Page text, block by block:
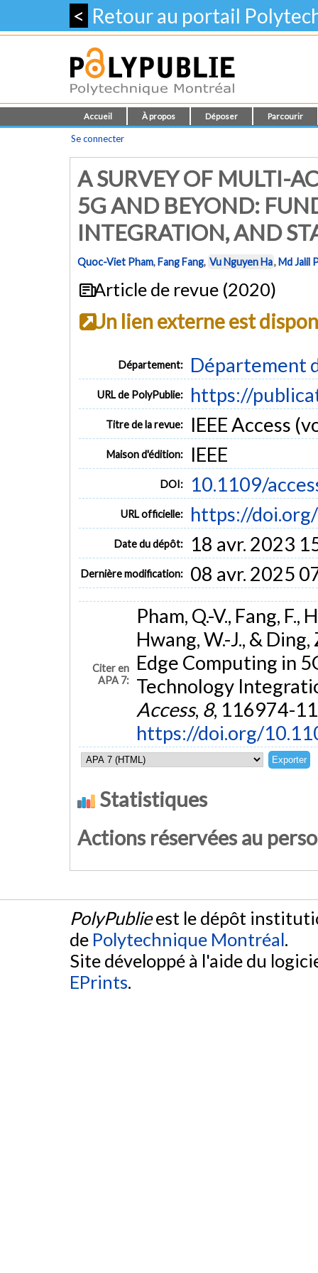
< Retour au portail
Accueil À propos Déposer Parcourir
Se connecter
A SURVEY OF MULTI-
5G AND BEYOND:
INTEGRATION, AND
Quoc-Viet Pham,Fang Fang, Vu Nguyen Ha,Md Jalil
Article de revue (2020)
Un lien externe est
Département: Département
URL de PolyPublie: https://
Titre de la revue: IEEE Access
Maison d'édition: IEEE
DOI: 10.1109/
URL officielle: https://
Date du dépôt: 18 avr. 2023
Dernière modification: 08 avr. 2025
Citer en
APA 7:
Pham, Q.-V., Fang, F.,
Hwang, W.-J., &
Edge Computing in
Technology
Access, 8, 116974-
https://doi.org/
Statistiques
Actions réservées au
PolyPublieest le dépôt
de Polytechnique Montréal.
Site développé à l'aide du
EPrints.